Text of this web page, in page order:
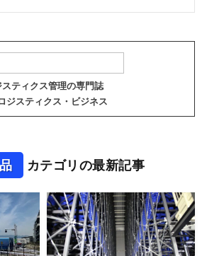
スティクス管理の専門誌
ジスティクス・ビジネス
カテゴリの最新記事